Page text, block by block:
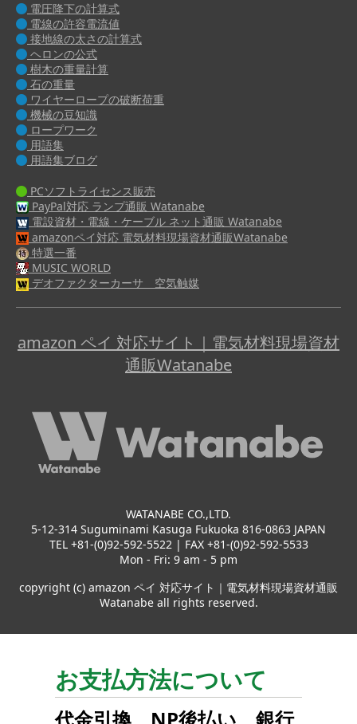
電圧降下の計算式
電線の許容電流値
接地線の太さの計算式
ヘロンの公式
樹木の重量計算
石の重量
ワイヤーロープの破断荷重
機械の豆知識
ロープワーク
用語集
用語集ブログ
PCソフトライセンス販売
PayPal対応 ランプ通販 Watanabe
電設資材・電線・ケーブル ネット通販 Watanabe
amazonペイ対応 電気材料現場資材通販Watanabe
特選一番
MUSIC WORLD
デオファクターカーサ 空気触媒
amazon ペイ 対応サイト｜電気材料現場資材
通販Watanabe
WATANABE CO.,LTD.
5-12-314 Suguminami Kasuga Fukuoka 816-0863 JAPAN
TEL +81-(0)92-592-5522 | FAX +81-(0)92-592-5533
Mon - Fri: 9 am - 5 pm
copyright (c) amazon ペイ 対応サイト｜電気材料現場資材通販
Watanabe all rights reserved.
お支払方法について